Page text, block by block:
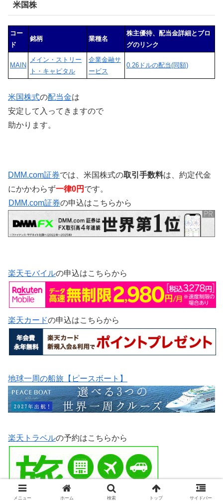
米国株
コー
ド
銘柄 業種名
株主優待、配当金詳細とブロ
グのリンク
MAIN
メイン・ストリー
ト・キャピタル
企業金融サ
ービス
0.26ドルの配当(同額)
米国株式の配当金は
安定して入ってきますので
助かります。
DMM.com証券では、米国株式の取引手数料は、約定代金
にかかわらず一律0円 です。
DMM.com証券の申込はこちらから
楽天モバイルの申込はこちらから
楽天カードの申込はこちらから
地球一周の船旅【ピースボート】
楽天トラベルの予約はこちらから
メニュー ホーム 検索 トップ サイドバー